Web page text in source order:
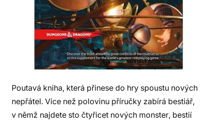
Poutavá kniha, která přinese do hry spoustu nových
nepřátel. Více než polovinu příručky zabírá bestiář,
v němž najdete sto čtyřicet nových monster, bestií